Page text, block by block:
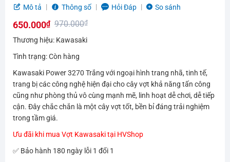
Được
hạng
0.0
5
sao
Mô tả
Thông số Hỏi Đáp So sánh
970.000₫
Giá
970.000₫.
650.000₫
Giá
650.000₫.
Thương hiệu: Kawasaki
Tình trạng: Còn hàng
Kawasaki Power 3270 Trắng với ngoại hình trang nhã, tinh tế,
trang bị các công nghệ hiện đại cho cây vợt khả năng tấn công
cũng như phòng thủ vô cùng mạnh mẽ, linh hoạt dễ chơi, dễ tiếp
cận. Đây chắc chắn là một cây vợt tốt, bền bỉ đáng trải nghiệm
trong tầm giá.
Ưu đãi khi mua Vợt Kawasaki tại HVShop
✅ Bảo hành 180 ngày lỗi 1 đổi 1